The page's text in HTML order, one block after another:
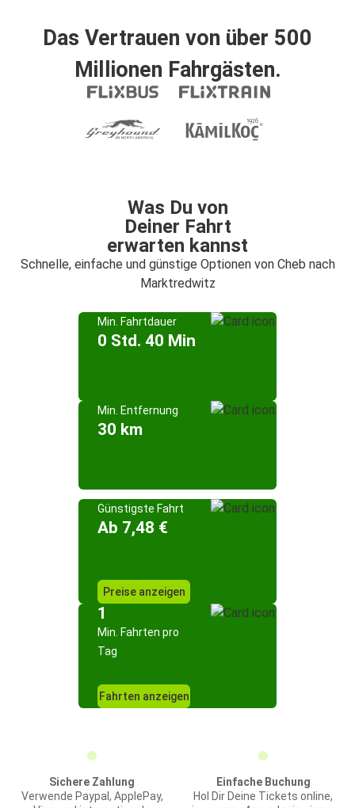
Das Vertrauen von über 500
Millionen Fahrgästen.
Was Du von
Deiner Fahrt
erwarten kannst
Schnelle, einfache und günstige Optionen von Cheb nach
Marktredwitz
Min. Fahrtdauer
0 Std. 40 Min
Min. Entfernung
30 km
Günstigste Fahrt
Ab 7,48 €
Preise anzeigen
1
Min. Fahrten pro
Tag
Fahrten anzeigen
Sichere Zahlung
Verwende Paypal, ApplePay,
Einfache Buchung
Hol Dir Deine Tickets online,